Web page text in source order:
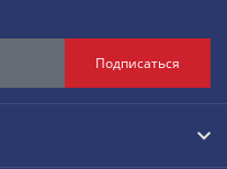
Подписаться